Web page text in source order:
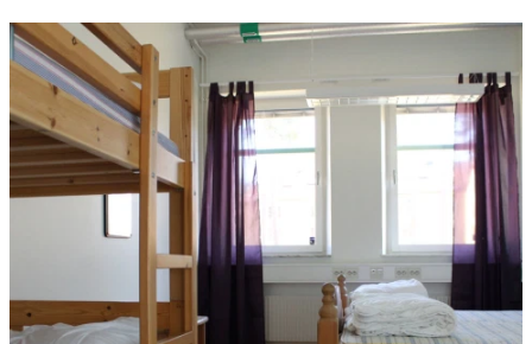
Bildspel
med
bilder